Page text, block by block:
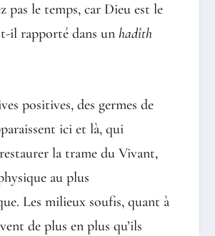
pas le temps, car Dieu est le
il rapporté dans un hadîth
positives, des germes de
ici et là, qui
la trame du Vivant,
au plus
Les milieux soufis, quant à
de plus en plus qu’ils